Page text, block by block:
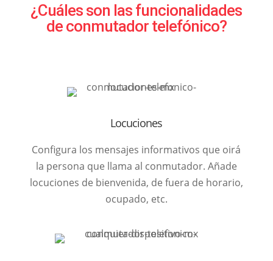
¿Cuáles son las funcionalidades
de conmutador telefónico?
Locuciones
Configura los mensajes informativos que oirá
la persona que llama al conmutador. Añade
locuciones de bienvenida, de fuera de horario,
ocupado, etc.